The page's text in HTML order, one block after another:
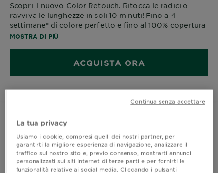
Scopri il nuovo Color Retouch. Ritocca le radici o
ravviva le lunghezze in soli 10 minuti! Fino a 4
settimane* di colore perfetto e fino al 100% copertura
dei capelli bianchi
MOSTRA DI PIÙ
ACQUISTA ORA
Dove acquistare
INFORMAZIONI PRODOTTO
CLOSE SUBPANEL
La tua privacy
Usiamo i cookie, compresi quelli dei nostri partner, per
garantirti la migliore esperienza di navigazione, analizzare il
traffico sul nostro sito e, previo consenso, mostrarti annunci
personalizzati sui siti internet di terze parti e per fornirti le
funzionalità relative ai social media. Cliccando i pulsanti
Continua senza accettare